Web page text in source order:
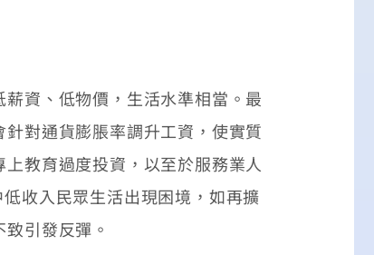
資、低物價，生活水準相當。最
對通貨膨脹率調升工資，使實質
教育過度投資，以至於服務業人
收入民眾生活出現困境，如再擴
引發反彈。